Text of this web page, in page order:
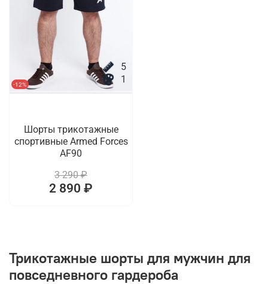
-12%
5
1
Шорты трикотажные
спортивные Armed Forces
AF90
3 290 ₽
2 890 ₽
Трикотажные шорты для мужчин для
повседневного гардероба